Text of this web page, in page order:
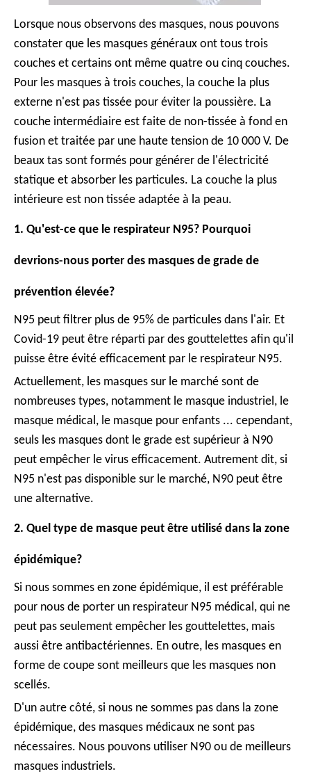
Lorsque nous observons des masques, nous pouvons
constater que les masques généraux ont tous trois
couches et certains ont même quatre ou cinq couches.
Pour les masques à trois couches, la couche la plus
externe n'est pas tissée pour éviter la poussière. La
couche intermédiaire est faite de non-tissée à fond en
fusion et traitée par une haute tension de 10 000 V. De
beaux tas sont formés pour générer de l'électricité
statique et absorber les particules. La couche la plus
intérieure est non tissée adaptée à la peau.
1. Qu'est-ce que le respirateur N95? Pourquoi
devrions-nous porter des masques de grade de
prévention élevée?
N95 peut filtrer plus de 95% de particules dans l'air. Et
Covid-19 peut être réparti par des gouttelettes afin qu'il
puisse être évité efficacement par le respirateur N95.
Actuellement, les masques sur le marché sont de
nombreuses types, notamment le masque industriel, le
masque médical, le masque pour enfants ... cependant,
seuls les masques dont le grade est supérieur à N90
peut empêcher le virus efficacement. Autrement dit, si
N95 n'est pas disponible sur le marché, N90 peut être
une alternative.
2. Quel type de masque peut être utilisé dans la zone
épidémique?
Si nous sommes en zone épidémique, il est préférable
pour nous de porter un respirateur N95 médical, qui ne
peut pas seulement empêcher les gouttelettes, mais
aussi être antibactériennes. En outre, les masques en
forme de coupe sont meilleurs que les masques non
scellés.
D'un autre côté, si nous ne sommes pas dans la zone
épidémique, des masques médicaux ne sont pas
nécessaires. Nous pouvons utiliser N90 ou de meilleurs
masques industriels.